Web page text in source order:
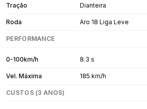
Tração Dianteira
Roda Aro 18 Liga Leve
PERFORMANCE
0-100km/h 8.3 s
Vel. Máxima 185 km/h
CUSTOS (3 ANOS)